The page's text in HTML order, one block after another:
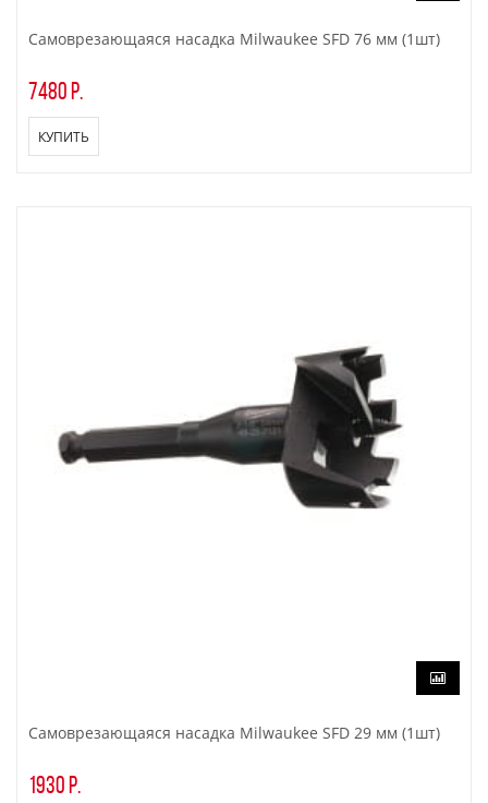
Самоврезающаяся насадка Milwaukee SFD 76 мм (1шт)
7480 р.
КУПИТЬ
Самоврезающаяся насадка Milwaukee SFD 29 мм (1шт)
1930 р.